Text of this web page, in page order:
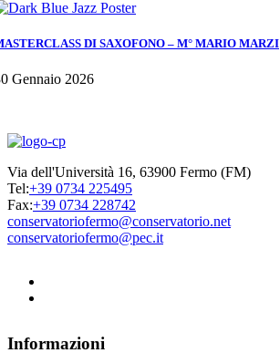
DI SAXOFONO – M° MARIO MARZI
Gennaio 2026
Via dell'Università 16, 63900 Fermo (FM)
Tel:+39 0734 225495
Fax:+39 0734 228742
conservatoriofermo@conservatorio.net
conservatoriofermo@pec.it
Informazioni